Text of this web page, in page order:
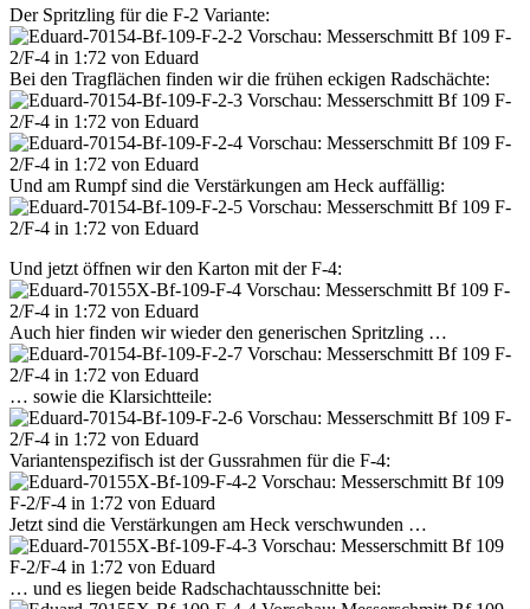
Der Spritzling für die F-2 Variante:
Bei den Tragflächen finden wir die frühen eckigen Radschächte:
Und am Rumpf sind die Verstärkungen am Heck auffällig:
Und jetzt öffnen wir den Karton mit der F-4:
Auch hier finden wir wieder den generischen Spritzling …
… sowie die Klarsichtteile:
Variantenspezifisch ist der Gussrahmen für die F-4:
Jetzt sind die Verstärkungen am Heck verschwunden …
… und es liegen beide Radschachtausschnitte bei: